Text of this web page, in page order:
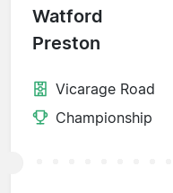
Watford
Preston
Vicarage Road
Championship